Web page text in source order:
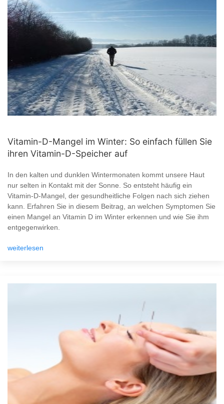
Vitamin-D-Mangel im Winter: So einfach füllen Sie
ihren Vitamin-D-Speicher auf
In den kalten und dunklen Wintermonaten kommt unsere Haut
nur selten in Kontakt mit der Sonne. So entsteht häufig ein
Vitamin-D-Mangel, der gesundheitliche Folgen nach sich ziehen
kann. Erfahren Sie in diesem Beitrag, an welchen Symptomen Sie
einen Mangel an Vitamin D im Winter erkennen und wie Sie ihm
entgegenwirken.
weiterlesen